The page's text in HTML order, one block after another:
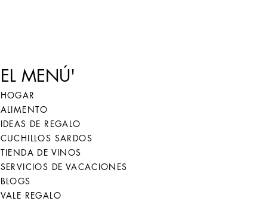
EL MENÚ'
HOGAR
ALIMENTO
IDEAS DE REGALO
CUCHILLOS SARDOS
TIENDA DE VINOS
SERVICIOS DE VACACIONES
BLOGS
VALE REGALO